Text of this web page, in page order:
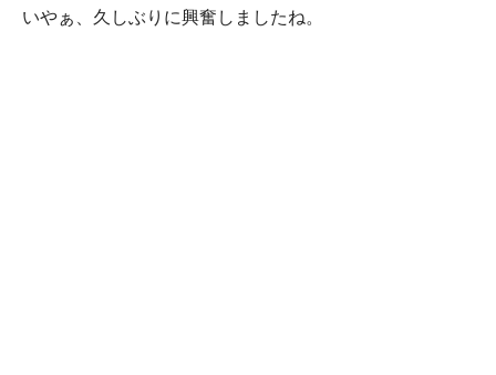
いやぁ、久しぶりに興奮しましたね。